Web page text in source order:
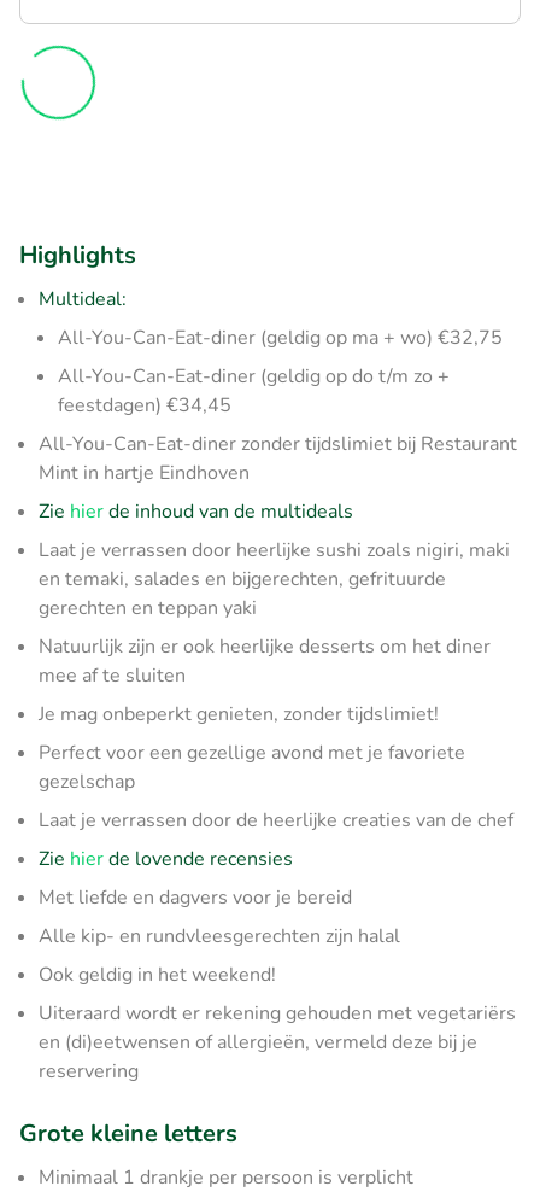
Highlights
Multideal:
All-You-Can-Eat-diner (geldig op ma + wo) €32,75
All-You-Can-Eat-diner (geldig op do t/m zo +
feestdagen) €34,45
All-You-Can-Eat-diner zonder tijdslimiet bij Restaurant
Mint in hartje Eindhoven
Zie hierde inhoud van de multideals
Laat je verrassen door heerlijke sushi zoals nigiri, maki
en temaki, salades en bijgerechten, gefrituurde
gerechten en teppan yaki
Natuurlijk zijn er ook heerlijke desserts om het diner
mee af te sluiten
Je mag onbeperkt genieten, zonder tijdslimiet!
Perfect voor een gezellige avond met je favoriete
gezelschap
Laat je verrassen door de heerlijke creaties van de chef
Zie hierde lovende recensies
Met liefde en dagvers voor je bereid
Alle kip- en rundvleesgerechten zijn halal
Ook geldig in het weekend!
Uiteraard wordt er rekening gehouden met vegetariërs
en (di)eetwensen of allergieën, vermeld deze bij je
reservering
Grote kleine letters
Minimaal 1 drankje per persoon is verplicht